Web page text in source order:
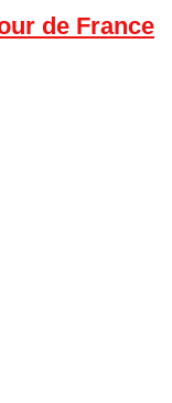
de France